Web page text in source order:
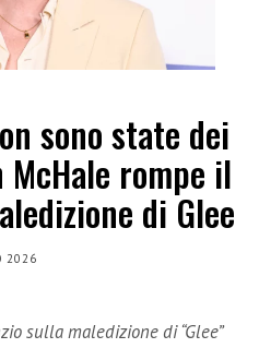
sono state dei
rompe il
di Glee
2026
sulla maledizione di “Glee”